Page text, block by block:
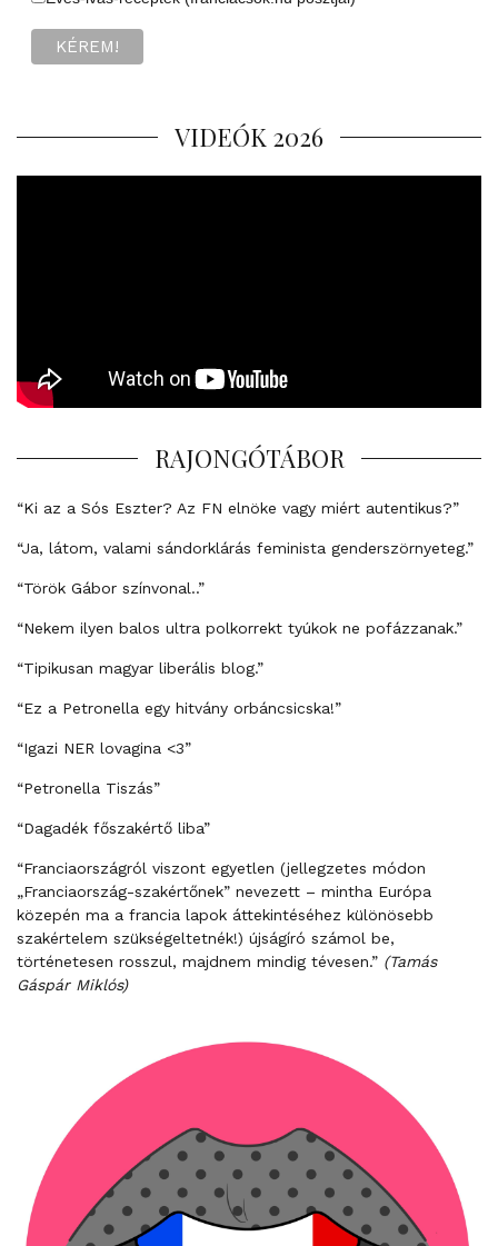
VIDEÓK 2026
RAJONGÓTÁBOR
“Ki az a Sós Eszter? Az FN elnöke vagy miért autentikus?”
“Ja, látom, valami sándorklárás feminista genderszörnyeteg.”
“Török Gábor színvonal..”
“Nekem ilyen balos ultra polkorrekt tyúkok ne pofázzanak.”
“Tipikusan magyar liberális blog.”
“Ez a Petronella egy hitvány orbáncsicska!”
“Igazi NER lovagina <3”
“Petronella Tiszás”
“Dagadék főszakértő liba”
“Franciaországról viszont egyetlen (jellegzetes módon
„Franciaország-szakértőnek” nevezett – mintha Európa
közepén ma a francia lapok áttekintéséhez különösebb
szakértelem szükségeltetnék!) újságíró számol be,
történetesen rosszul, majdnem mindig tévesen.” (Tamás
Gáspár Miklós)